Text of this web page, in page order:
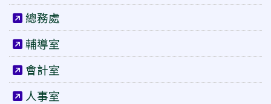
總務處
輔導室
會計室
人事室